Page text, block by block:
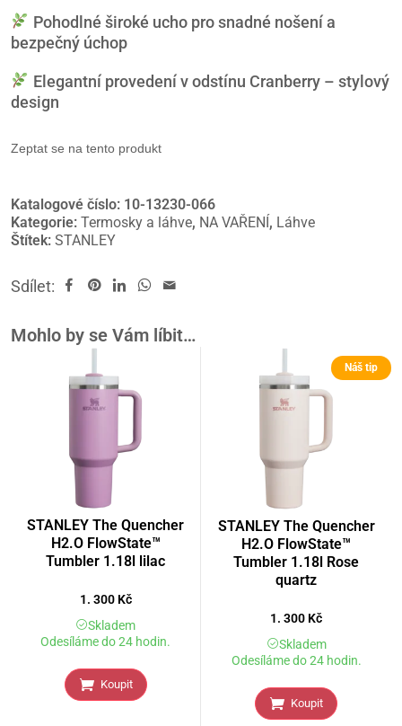
Pohodlné široké ucho pro snadné nošení a
bezpečný úchop
Elegantní provedení v odstínu Cranberry – stylový
design
Zeptat se na tento produkt
Katalogové číslo: 10-13230-066
Kategorie: Termosky a láhve, NA VAŘENÍ, Láhve
Štítek: STANLEY
Sdílet:
Mohlo by se Vám líbit…
STANLEY The Quencher
H2.O FlowState™
Tumbler 1.18l lilac
1. 300 Kč
Skladem
Odesíláme do 24 hodin.
Koupit
Náš tip
STANLEY The Quencher
H2.O FlowState™
Tumbler 1.18l Rose
quartz
1. 300 Kč
Skladem
Odesíláme do 24 hodin.
Koupit